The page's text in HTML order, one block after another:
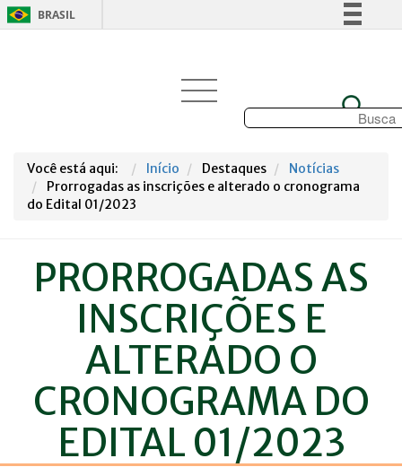
BRASIL
Acesso à informação
Canais
Você está aqui: Início Destaques
Notícias
Prorrogadas as inscrições e alterado o cronograma
do Edital 01/2023
PRORROGADAS AS
INSCRIÇÕES E
ALTERADO O
CRONOGRAMA DO
EDITAL 01/2023